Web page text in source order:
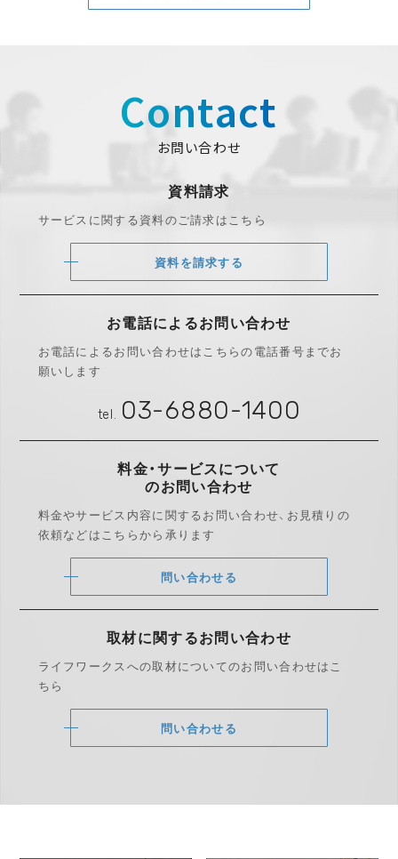
Contact
お問い合わせ
資料請求
サービスに関する資料のご請求はこちら
資料を請求する
お電話によるお問い合わせ
お電話によるお問い合わせはこちらの電話番号までお
願いします
tel. 03-6880-1400
料金・サービスについて
のお問い合わせ
料金やサービス内容に関するお問い合わせ、 お見積りの
依頼などはこちらから承ります
問い合わせる
取材に関するお問い合わせ
ライフワークスへの取材についてのお問い合わせはこ
ちら
問い合わせる